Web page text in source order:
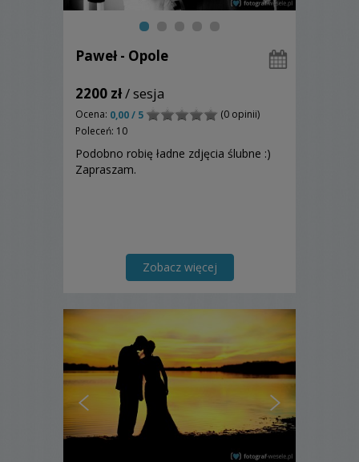
Paweł - Opole
2200 zł/ sesja
Ocena: 0,00 / 5
(0 opinii)
Poleceń: 10
Podobno robię ładne zdjęcia ślubne :)
Zapraszam.
Zobacz więcej